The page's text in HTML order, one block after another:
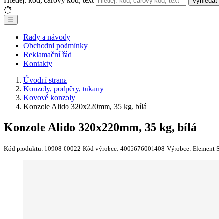
☰
Rady a návody
Obchodní podmínky
Reklamační řád
Kontakty
Úvodní strana
Konzoly, podpěry, tukany
Kovové konzoly
Konzole Alido 320x220mm, 35 kg, bílá
Konzole Alido 320x220mm, 35 kg, bílá
Kód produktu: 10908-00022 Kód výrobce: 4006676001408 Výrobce: Element